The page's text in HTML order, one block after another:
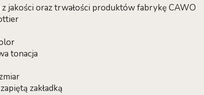
jakości oraz trwałości produktów fabrykę CAWO
tonacja
zakładką